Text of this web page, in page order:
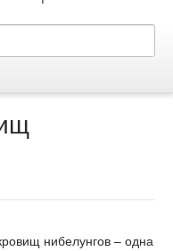
нибелунгов – одна